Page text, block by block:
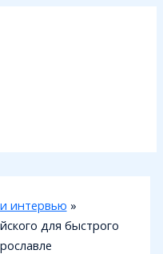
интервью
для быстрого